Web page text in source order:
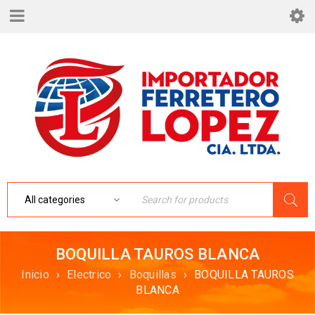
BOQUILLA TAUROS BLANCA
Inicio › Electrico › Boquillas ›
BOQUILLA TAUROS
BLANCA